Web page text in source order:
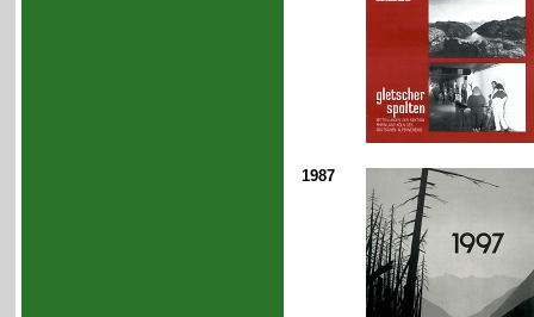
1987